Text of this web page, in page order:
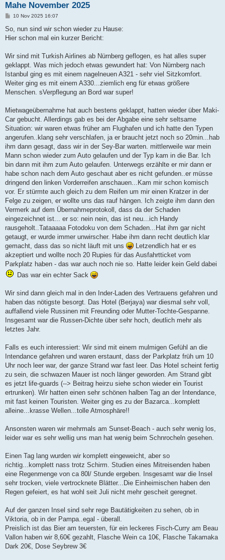
Mahe November 2025
B
i
r
10 Nov 2025 16:07
So, nun sind wir schon wieder zu Hause:
Hier schon mal ein kurzer Bericht:
Wir sind mit Turkish Airlines ab Nürnberg geflogen, es hat alles super
geklappt. Was mich jedoch etwas gewundert hat: Von Nürnberg nach
Istanbul ging es mit einem nagelneuen A321 - sehr viel Sitzkomfort.
Weiter ging es mit einem A330...ziemlich eng für etwas größere
Menschen. sVerpflegung an Bord war super!
Mietwageübernahme hat auch bestens geklappt, hatten wieder über Maki-
Car gebucht. Allerdings gab es bei der Abgabe eine sehr seltsame
Situation: wir waren etwas früher am Flughafen und ich hatte den Typen
angerufen..klang sehr verschlafen, ja er braucht jetzt noch so 20min...hab
ihm dann gesagt, dass wir in der Sey-Bar warten. mittlerweile war mein
Mann schon wieder zum Auto gelaufen und der Typ kam in die Bar. Ich
bin dann mit ihm zum Auto gelaufen. Unterwegs erzählte er mir dann er
habe schon nach dem Auto geschaut aber es nicht gefunden..er müsse
dringend den linken Vorderreifen anschauen...Kam mir schon komisch
vor. Er stürmte auch gleich zu dem Reifen um mir einen Kratzer in der
Felge zu zeigen, er wollte uns das rauf hängen. Ich zeigte ihm dann den
Vermerk auf dem Übernahmeprotokoll, dass da der Schaden
eingezeichnet ist... er so: nein nein, das ist neu...ich Handy
rausgeholt..Tataaaaa Fotodoku von dem Schaden...Hat ihm gar nicht
getaugt, er wurde immer unwirscher. Habe ihm dann recht deutlich klar
gemacht, dass das so nicht läuft mit uns
Letzendlich hat er es
akzeptiert und wollte noch 20 Rupies für das Ausfahrtticket vom
Parkplatz haben - das war auch noch nie so. Hatte leider kein Geld dabei
Das war ein echter Sack
Wir sind dann gleich mal in den Inder-Laden des Vertrauens gefahren und
haben das nötigste besorgt. Das Hotel (Berjaya) war diesmal sehr voll,
auffallend viele Russinen mit Freunding oder Mutter-Tochte-Gespanne.
Insgesamt war die Russen-Dichte über sehr hoch, deutlich mehr als
letztes Jahr.
Falls es euch interessiert: Wir sind mit einem mulmigen Gefühl an die
Intendance gefahren und waren erstaunt, dass der Parkplatz früh um 10
Uhr noch leer war, der ganze Strand war fast leer. Das Hotel scheint fertig
zu sein, die schwazen Mauer ist noch länger geworden. Am Strand gibt
es jetzt life-guards (--> Beitrag heirzu siehe schon wieder ein Tourist
ertrunken). Wir hatten einen sehr schönen halben Tag an der Intendance,
mit fast keinen Touristen. Weiter ging es zu der Bazarca...komplett
alleine...krasse Wellen...tolle Atmosphäre!!
Ansonsten waren wir mehrmals am Sunset-Beach - auch sehr wenig los,
leider war es sehr wellig uns man hat wenig beim Schnrocheln gesehen.
Einen Tag lang wurden wir komplett eingeweicht, aber so
richtig...komplett nass trotz Schirm. Studien eines Mitreisenden haben
eine Regenmenge von ca 80l/ Stunde ergeben. Insgesamt war die Insel
sehr trocken, viele vertrocknete Blätter...Die Einheimischen haben den
Regen gefeiert, es hat wohl seit Juli nicht mehr gescheit geregnet.
Auf der ganzen Insel sind sehr rege Bautätigkeiten zu sehen, ob in
Viktoria, ob in der Pampa..egal - überall.
Preislich ist das Bier am teuersten, für ein leckeres Fisch-Curry am Beau
Vallon haben wir 8,60€ gezahlt, Flasche Wein ca 10€, Flasche Takamaka
Dark 20€, Dose Seybrew 3€